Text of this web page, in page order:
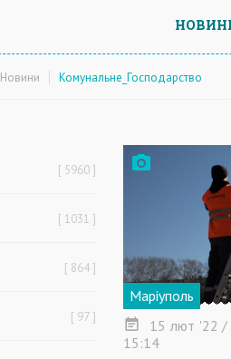
Новини Комунальне_Господарство
5960
1031
864
97
Маріуполь
15 лют '22 /
15:14